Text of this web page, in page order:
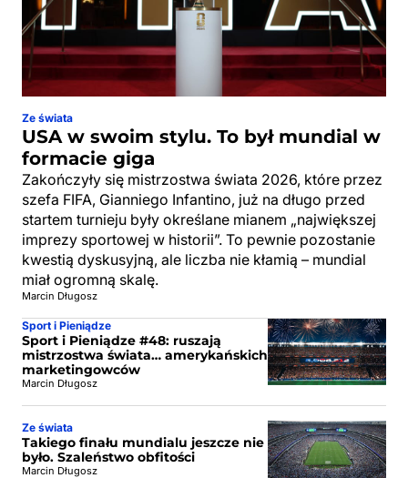
Ze świata
USA w swoim stylu. To był mundial w
formacie giga
Zakończyły się mistrzostwa świata 2026, które przez
szefa FIFA, Gianniego Infantino, już na długo przed
startem turnieju były określane mianem „największej
imprezy sportowej w historii”. To pewnie pozostanie
kwestią dyskusyjną, ale liczba nie kłamią – mundial
miał ogromną skalę.
Marcin Długosz
Sport i Pieniądze
Sport i Pieniądze #48: ruszają
mistrzostwa świata… amerykańskich
marketingowców
Marcin Długosz
Ze świata
Takiego finału mundialu jeszcze nie
było. Szaleństwo obfitości
Marcin Długosz